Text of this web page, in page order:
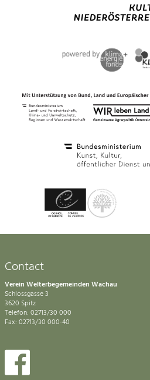
Contact
Verein Welterbegemeinden Wachau
Schlossgasse 3
3620 Spitz
Telefon: 02713/30 000
Fax: 02713/30 000-40